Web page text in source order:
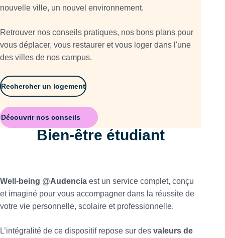
nouvelle ville, un nouvel environnement.
Retrouver nos conseils pratiques, nos bons plans pour
vous déplacer, vous restaurer et vous loger dans l'une
des villes de nos campus.
Rechercher un logement
Découvrir nos conseils
Bien-être étudiant
Well-being @Audencia est un service complet, conçu
et imaginé pour vous accompagner dans la réussite de
votre vie personnelle, scolaire et professionnelle.
L’intégralité de ce dispositif repose sur des valeurs de